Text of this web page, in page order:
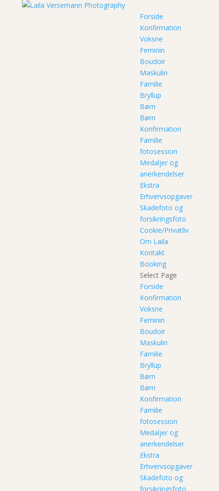
Forside
Konfirmation
Voksne
Feminin
Boudoir
Maskulin
Familie
Bryllup
Børn
Børn
Konfirmation
Familie
fotosession
Medaljer og
anerkendelser
Ekstra
Erhvervsopgaver
Skadefoto og
forsikringsfoto
Cookie/Privatliv
Om Laila
Kontakt
Booking
Select Page
Forside
Konfirmation
Voksne
Feminin
Boudoir
Maskulin
Familie
Bryllup
Børn
Børn
Konfirmation
Familie
fotosession
Medaljer og
anerkendelser
Ekstra
Erhvervsopgaver
Skadefoto og
forsikringsfoto